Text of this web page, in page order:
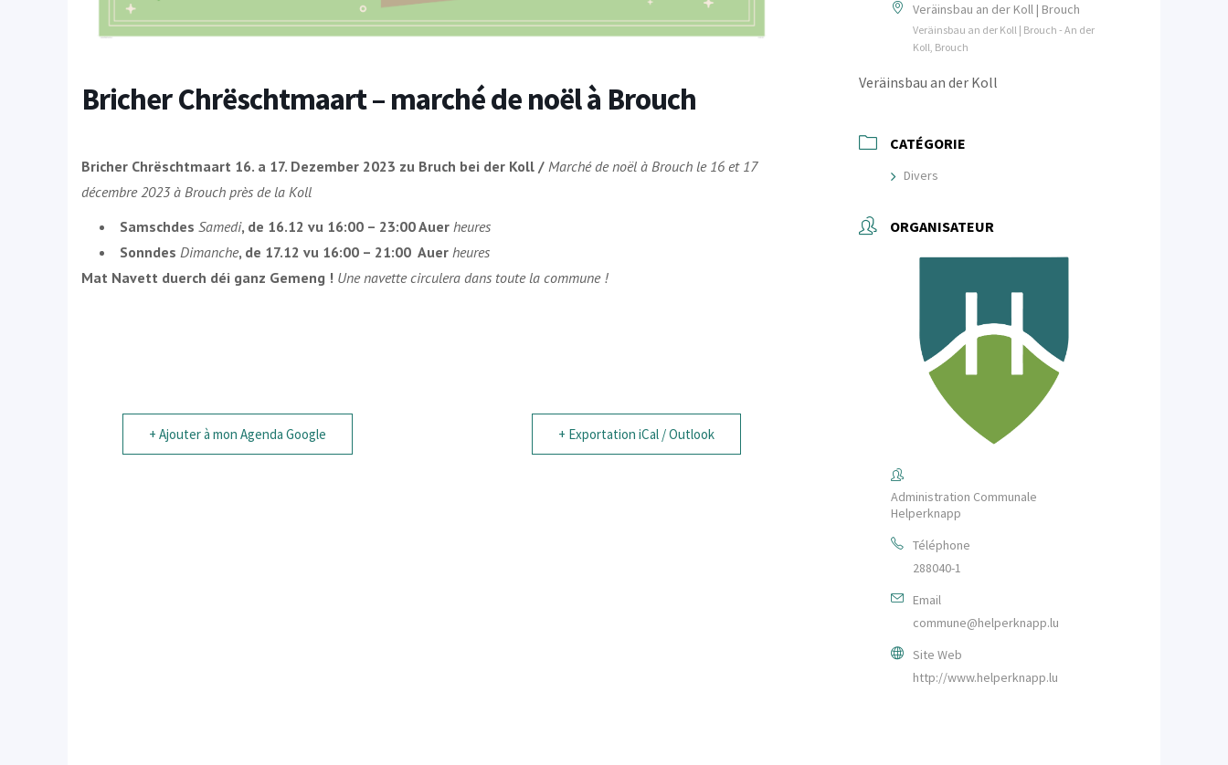
Bricher Chrëschtmaart – marché de noël à Brouch
Bricher Chrëschtmaart 16. a 17. Dezember 2023 zu Bruch bei der Koll / Marché de noël à Brouch le 16 et 17
décembre 2023 à Brouch près de la Koll
Samschdes Samedi, de 16.12 vu 16:00 – 23:00 Auer heures
Sonndes Dimanche, de 17.12 vu 16:00 – 21:00 Auer heures
Mat Navett duerch déi ganz Gemeng ! Une navette circulera dans toute la commune !
+ Ajouter à mon Agenda Google + Exportation iCal / Outlook
Veräinsbau an der Koll | Brouch
Veräinsbau an der Koll | Brouch - An der
Koll, Brouch
Veräinsbau an der Koll
CATÉGORIE
Divers
ORGANISATEUR
Administration Communale
Helperknapp
Téléphone
288040-1
Email
commune@helperknapp.lu
Site Web
http://www.helperknapp.lu